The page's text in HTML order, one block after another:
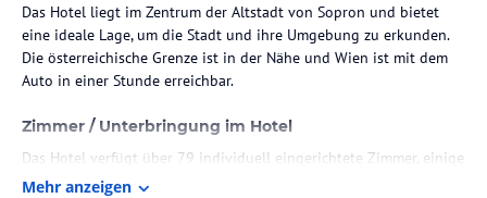
Das Hotel liegt im Zentrum der Altstadt von Sopron und bietet
eine ideale Lage, um die Stadt und ihre Umgebung zu erkunden.
Die österreichische Grenze ist in der Nähe und Wien ist mit dem
Auto in einer Stunde erreichbar.
Zimmer / Unterbringung im Hotel
Das Hotel verfügt über 79 individuell eingerichtete Zimmer, einige
davon mit antiken Möbeln. Jedes Zimmer ist mit einem eigenen
Mehr anzeigen